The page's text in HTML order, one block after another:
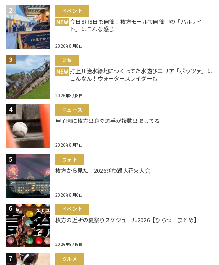
イベント
NEW 今日8月8日も開催！枚方モールで開催中の「バルナイ
ト」はこんな感じ
2026年8月8日
まち
NEW 打上川治水緑地につくってた水遊びエリア「ポッツァ」は
こんなん！ウォータースライダーも
2026年8月8日
ニュース
甲子園に枚方出身の選手が複数出場してる
2026年8月7日
フォト
枚方から見た「2026びわ湖大花火大会」
2026年8月6日
イベント
枚方の近所の夏祭りスケジュール2026【ひらつーまとめ】
2026年8月6日
グルメ